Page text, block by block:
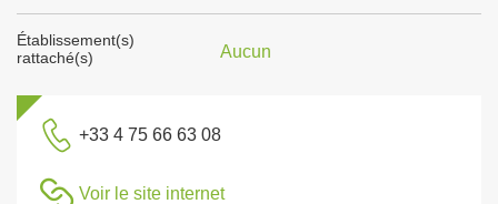
Établissement(s)
rattaché(s)
Aucun
+33 4 75 66 63 08
Voir le site internet